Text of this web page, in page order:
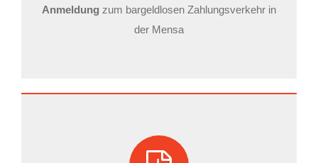
Anmeldung zum bargeldlosen Zahlungsverkehr in
der Mensa